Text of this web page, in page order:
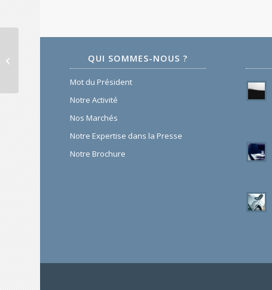
QUI SOMMES-NOUS ?
Mot du Président
Notre Activité
Nos Marchés
Notre Expertise dans la Presse
Notre Brochure
Openhealth